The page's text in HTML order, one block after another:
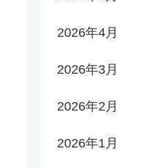
2026年4月
2026年3月
2026年2月
2026年1月